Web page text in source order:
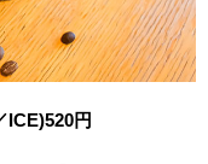
ICE)520円